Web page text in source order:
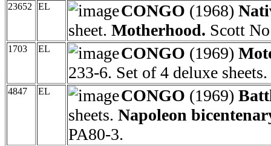
23652 EL CONGO (1968)
sheet. Motherhood. Scott
1703 EL CONGO (1969)
233-6. Set of 4 deluxe sheets.
4847 EL CONGO (1969)
sheets. Napoleon
PA80-3.